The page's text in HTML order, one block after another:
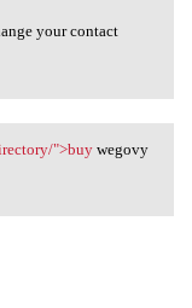
your contact
">buywegovy